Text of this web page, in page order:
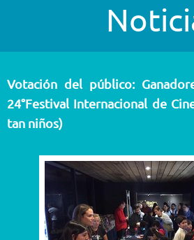
Votación del público:
24°Festival Internacional de
tan niños)